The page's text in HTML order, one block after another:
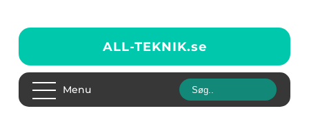
ALL-TEKNIK.se
Menu